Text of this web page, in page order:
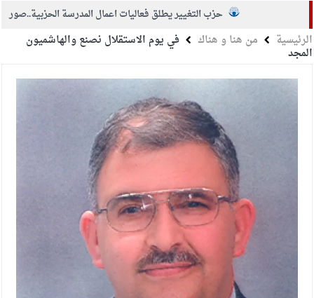
حزب التغيير يطلق فعاليات اعمال المدرسة الحزبية..صور
الجيش يفتح باب التجنيد لحملة البكالوريوس في الحقوق والقانون
الإسلامية والمسيحية
الأمن يتلف 16 مليون حبة كبتاجون و1480 كغم مواد مخدرة
النواب يقر مشروع تعديل قانون الملكية العقارية
القاضي يلتقي رؤساء تحرير الصحف اليومية ويؤكد حرص مجلس
النواب على شراكة فاعلة مع الإعلام
دعوة المكلفين بخدمة العلم (الدفعة الثالثة) إلى مراجعة منصة خدمة
العلم
الملك يلتقي مجموعة من رفاق السلاح
الرئيسية من هنا و هناك في يوم الاستقلال نصنع والهاشميون
المجد